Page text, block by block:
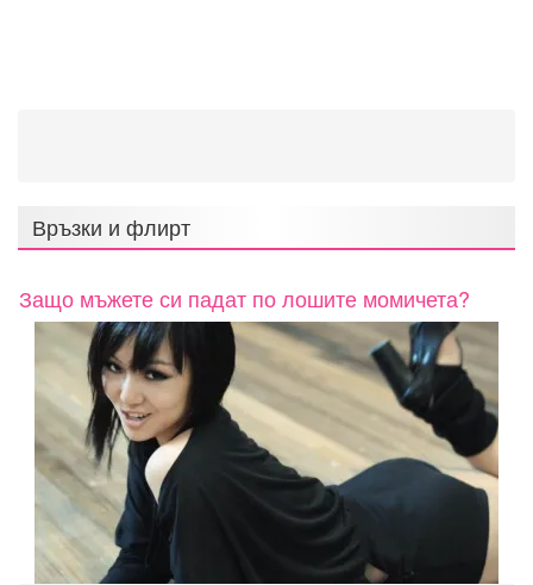
Връзки и флирт
Защо мъжете си падат по лошите момичета?